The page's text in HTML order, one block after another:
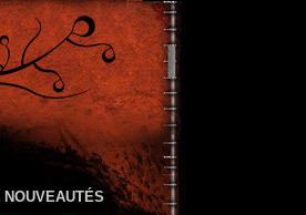
NOUVEAUTÉS